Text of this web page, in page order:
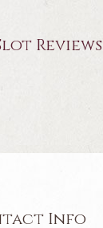
Reviews
Info